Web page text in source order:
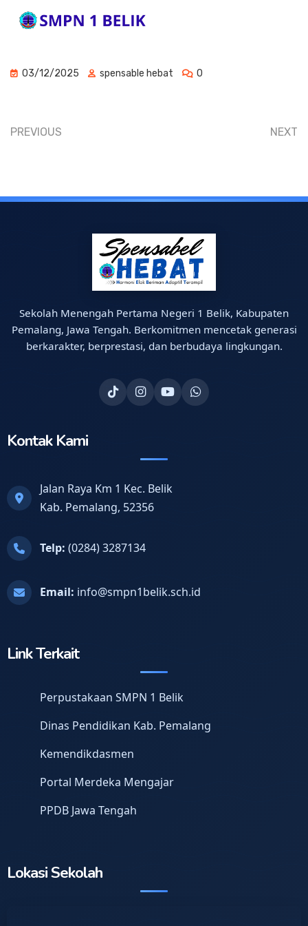
03/12/2025 spensable hebat 0
PREVIOUS NEXT
Sekolah Menengah Pertama Negeri 1 Belik, Kabupaten
Pemalang, Jawa Tengah. Berkomitmen mencetak generasi
berkarakter, berprestasi, dan berbudaya lingkungan.
Kontak Kami
Jalan Raya Km 1 Kec. Belik
Kab. Pemalang, 52356
Telp: (0284) 3287134
Email: info@smpn1belik.sch.id
Link Terkait
Perpustakaan SMPN 1 Belik
Dinas Pendidikan Kab. Pemalang
Kemendikdasmen
Portal Merdeka Mengajar
PPDB Jawa Tengah
Lokasi Sekolah